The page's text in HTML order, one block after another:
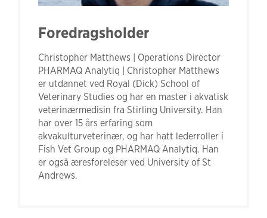
Foredragsholder
Christopher Matthews | Operations Director
PHARMAQ Analytiq | Christopher Matthews
er utdannet ved Royal (Dick) School of
Veterinary Studies og har en master i akvatisk
veterinærmedisin fra Stirling University. Han
har over 15 års erfaring som
akvakulturveterinær, og har hatt lederroller i
Fish Vet Group og PHARMAQ Analytiq. Han
er også æresforeleser ved University of St
Andrews.